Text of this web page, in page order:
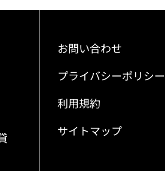
お問い合わせ
プライバシーポリシー
利用規約
サイトマップ